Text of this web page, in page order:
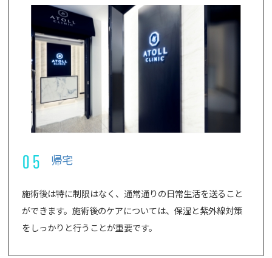
05 帰宅
施術後は特に制限はなく、通常通りの日常生活を送ること
ができます。施術後のケアについては、保湿と紫外線対策
をしっかりと行うことが重要です。